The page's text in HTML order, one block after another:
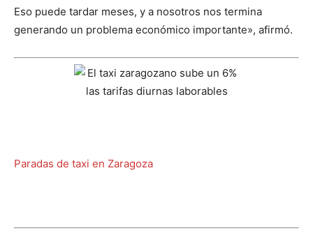
Eso puede tardar meses, y a nosotros nos termina
generando un problema económico importante», afirmó.
Paradas de taxi en Zaragoza